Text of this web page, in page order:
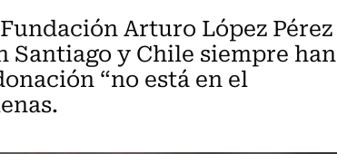
Arturo López Pérez
Santiago y Chile siempre han
“no está en el